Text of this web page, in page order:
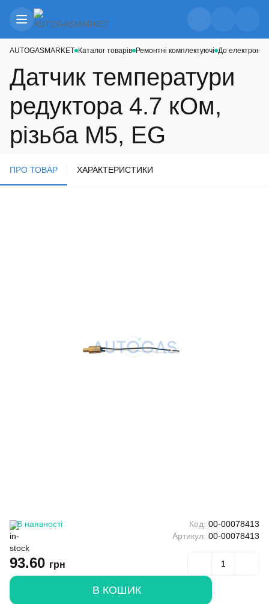
AUTOGASMARKET Каталог товарів Ремонтні комплектуючі До електроніки
Датчик температури
редуктора 4.7 кОм,
різьба М5, EG
ПРО ТОВАР ХАРАКТЕРИСТИКИ
В наявності Код: 00-00078413
Артикул: 00-00078413
93.60 грн
В КОШИК